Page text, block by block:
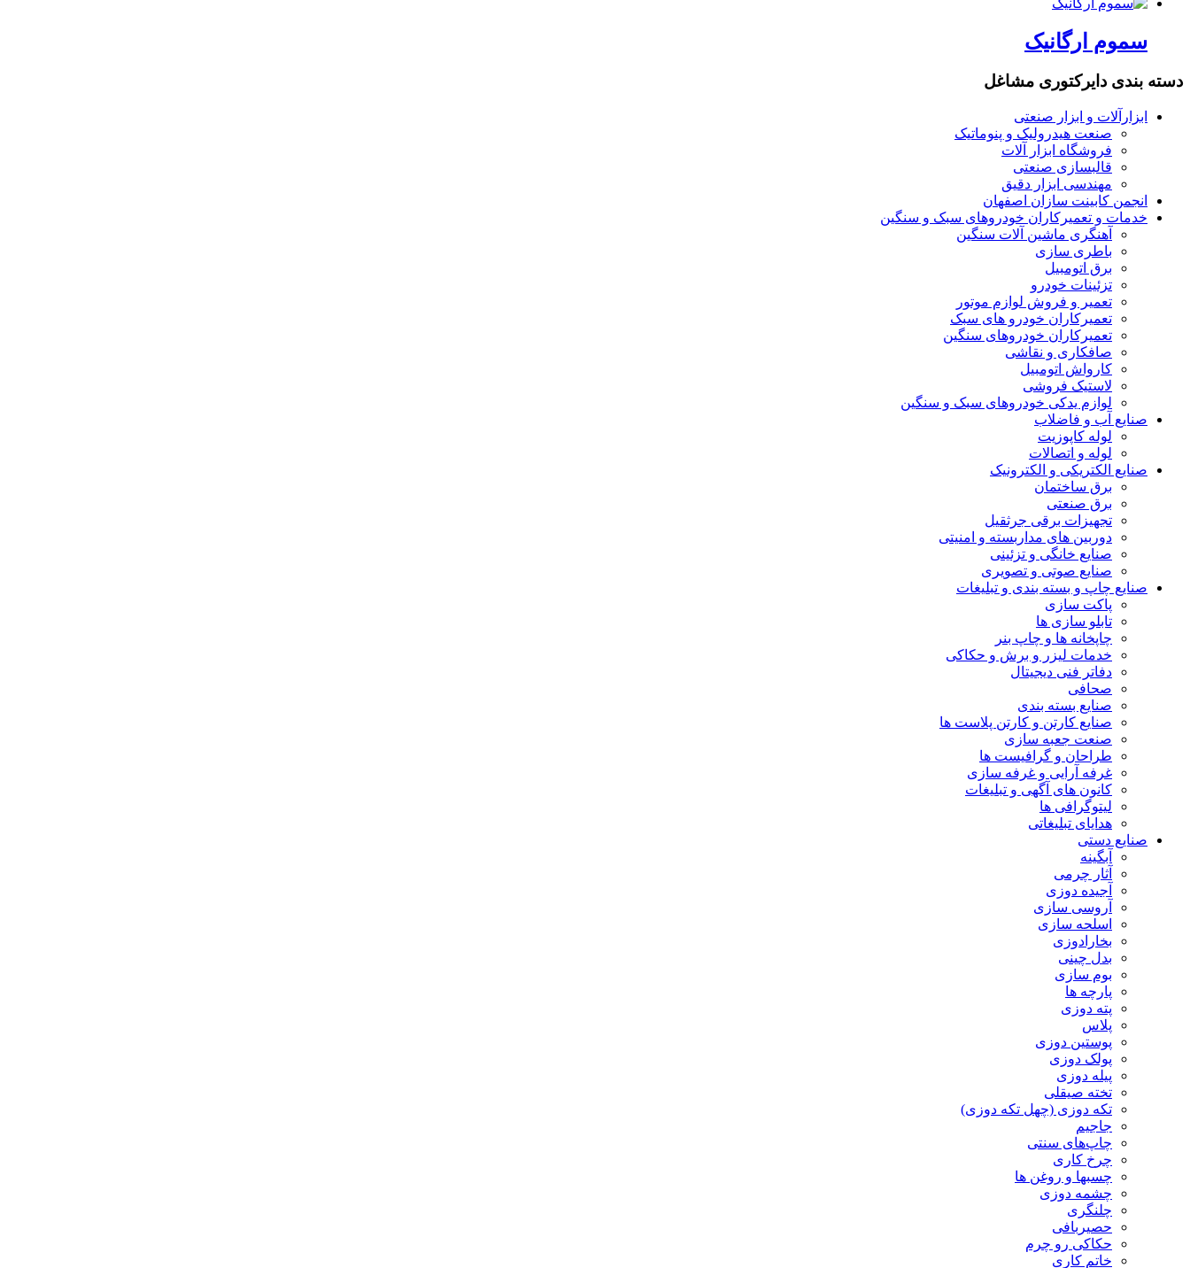
سموم ارگانیک
دسته بندی دایرکتوری مشاغل
ابزارآلات و ابزار صنعتی
صنعت هیدرولیک و پنوماتیک
فروشگاه ابزار آلات
قالبسازی صنعتی
مهندسی ابزار دقیق
انجمن کابینت سازان اصفهان
خدمات و تعمیرکاران خودروهای سبک و سنگین
آهنگری ماشین آلات سنگین
باطری سازی
برق اتومبیل
تزئینات خودرو
تعمیر و فروش لوازم موتور
تعمیرکاران خودرو های سبک
تعمیرکاران خودروهای سنگین
صافکاری و نقاشی
کارواش اتومبیل
لاستیک فروشی
لوازم یدکی خودروهای سبک و سنگین
صنایع آب و فاضلاب
لوله کاپوزیت
لوله و اتصالات
صنایع الکتریکی و الکترونیک
برق ساختمان
برق صنعتی
تجهیزات برقی جرثقیل
دوربین های مداربسته و امنیتی
صنایع خانگی و تزئینی
صنایع صوتی و تصویری
صنایع چاپ و بسته بندی و تبلیغات
پاکت سازی
تابلو سازی ها
چاپخانه ها و چاپ بنر
خدمات لیزر و برش و حکاکی
دفاتر فنی دیجیتال
صحافی
صنایع بسته بندی
صنایع کارتن و کارتن پلاست ها
صنعت جعبه سازی
طراحان و گرافیست ها
غرفه آرایی و غرفه سازی
کانون های آگهی و تبلیغات
لیتوگرافی ها
هدایای تبلیغاتی
صنایع دستی
آبگینه
آثار چرمی
آجیده دوزی
آروسی سازی
اسلحه سازی
بخارادوزی
بدل چینی
بوم سازی
پارچه ها
پته دوزی
پلاس
پوستین دوزی
پولک دوزی
پیله دوزی
تخته صیقلی
تکه دوزی (چهل تکه دوزی)
جاجیم
چاپ‌های سنتی
چرخ کاری
چسبها و روغن ها
چشمه دوزی
چلنگری
حصیربافی
حکاکی رو چرم
خاتم کاری